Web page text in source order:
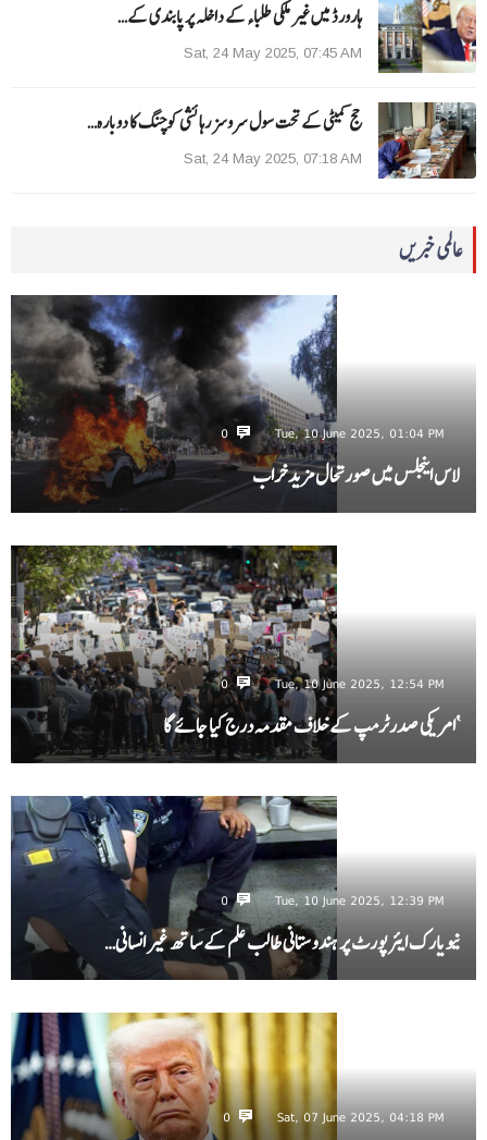
ہارورڈ میں غیر ملکی طلباء کے داخلہ پر پابندی کے…
Sat, 24 May 2025, 07:45 AM
حج کمیٹی کے تحت سول سروسز رہائشی کوچنگ کا دوبارہ…
Sat, 24 May 2025, 07:18 AM
عالمی خبریں
Tue, 10 June 2025, 01:04 PM
0
لاس اینجلس میں صورتحال مزید خراب
Tue, 10 June 2025, 12:54 PM
0
‘امریکی صدرٹرمپ کے خلاف مقدمہ درج کیا جائے گا
Tue, 10 June 2025, 12:39 PM
0
نیویارک ایئرپورٹ پر ہندوستانی طالب علم کے ساتھ غیر انسانی…
Sat, 07 June 2025, 04:18 PM
0